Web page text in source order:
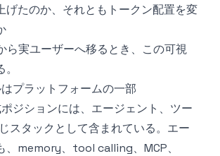
げたのか、それともトークン配置を変
ら実ユーザーへ移るとき、この可視
プラットフォームの一部
ジションには、エージェント、ツー
スタックとして含まれている。エー
、memory、tool calling、MCP、